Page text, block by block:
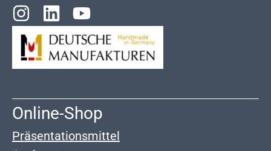
Online-Shop
Präsentationsmittel